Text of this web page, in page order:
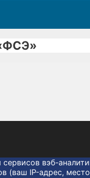
вэб-
IP-адрес,